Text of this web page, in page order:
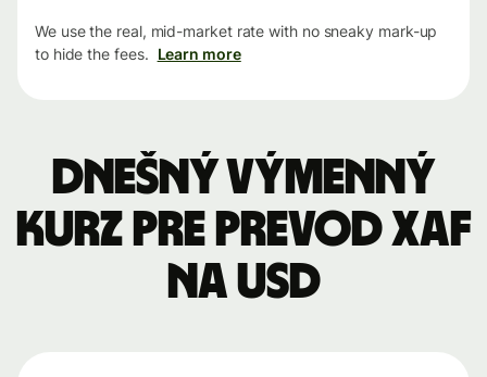
We use the real, mid-market rate with no sneaky mark-up
to hide the fees. Learn more
Dnešný výmenný
kurz pre prevod XAF
na USD